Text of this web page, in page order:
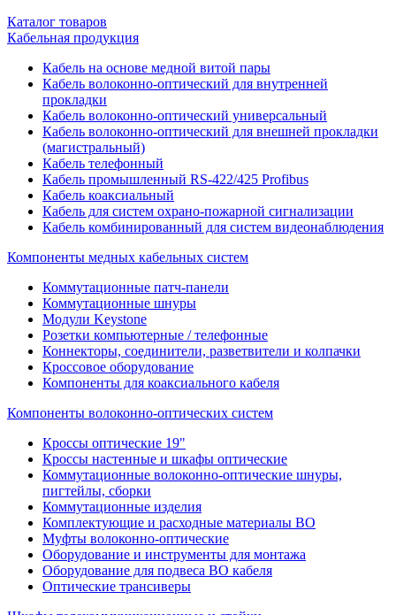
Каталог товаров
Кабельная продукция
Кабель на основе медной витой пары
Кабель волоконно-оптический для внутренней
прокладки
Кабель волоконно-оптический универсальный
Кабель волоконно-оптический для внешней прокладки
(магистральный)
Кабель телефонный
Кабель промышленный RS-422/425 Profibus
Кабель коаксиальный
Кабель для систем охрано-пожарной сигнализации
Кабель комбинированный для систем видеонаблюдения
Компоненты медных кабельных систем
Коммутационные патч-панели
Коммутационные шнуры
Модули Keystone
Розетки компьютерные / телефонные
Коннекторы, соединители, разветвители и колпачки
Кроссовое оборудование
Компоненты для коаксиального кабеля
Компоненты волоконно-оптических систем
Кроссы оптические 19"
Кроссы настенные и шкафы оптические
Коммутационные волоконно-оптические шнуры,
пигтейлы, сборки
Коммутационные изделия
Комплектующие и расходные материалы ВО
Муфты волоконно-оптические
Оборудование и инструменты для монтажа
Оборудование для подвеса ВО кабеля
Оптические трансиверы